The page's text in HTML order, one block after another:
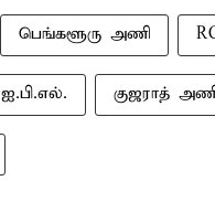
பெங்களூரு அணி
ஐ.பி.எல். குஜராத்